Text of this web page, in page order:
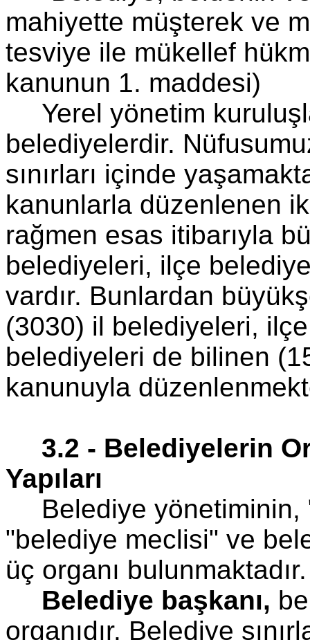
mahiyette müşterek ve
tesviye ile mükellef
kanunun 1. maddesi)
Yerel yönetim
belediyelerdir.
sınırları içinde
kanunlarla düzenlenen
rağmen esas itibarıyla
belediyeleri, ilçe
vardır. Bunlardan
(3030) il belediyeleri,
belediyeleri de bilinen
kanunuyla
3.2 - Belediyelerin
Yapıları
Belediye yönetiminin,
"belediye meclisi" ve
üç organı bulunmaktadır.
Belediye başkanı,
organıdır. Belediye